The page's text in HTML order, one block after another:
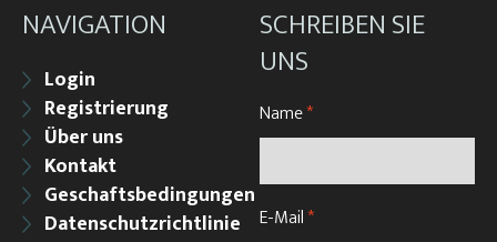
NAVIGATION
Login
Registrierung
Über uns
Kontakt
Geschaftsbedingungen
Datenschutzrichtlinie
SCHREIBEN SIE
UNS
Name*
E-Mail*